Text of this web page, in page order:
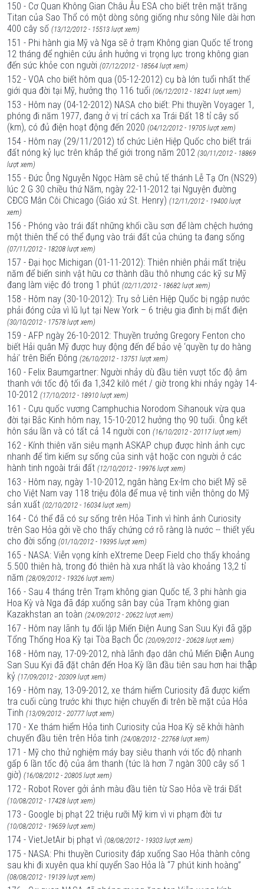
150 - Cơ Quan Không Gian Châu Âu ESA cho biết trên mặt trăng
Titan của Sao Thổ có một dòng sông giống như sông Nile dài hơn
400 cây số (13/12/2012 - 15513 lượt xem)
151 - Phi hành gia Mỹ và Nga sẽ ở trạm Không gian Quốc tế trong
12 tháng để nghiên cứu ảnh hưởng vi trọng lực trong không gian
đến sức khỏe con người (07/12/2012 - 18564 lượt xem)
152 - VOA cho biết hôm qua (05-12-2012) cụ bà lớn tuổi nhất thế
giới qua đời tại Mỹ, hưởng thọ 116 tuổi (06/12/2012 - 18241 lượt xem)
153 - Hôm nay (04-12-2012) NASA cho biết: Phi thuyền Voyager 1,
phóng đi năm 1977, đang ở vị trí cách xa Trái Đất 18 tỉ cây số
(km), có đủ điện hoạt động đến 2020 (04/12/2012 - 19705 lượt xem)
154 - Hôm nay (29/11/2012) tổ chức Liên Hiệp Quốc cho biết trái
đất nóng kỷ lục trên khắp thế giới trong năm 2012 (30/11/2012 - 18869
lượt xem)
155 - Đức Ông Nguyễn Ngọc Hàm sẽ chủ tế thánh Lễ Tạ Ơn (NS29)
lúc 2 G 30 chiều thứ Năm, ngày 22-11-2012 tại Nguyện đường
CĐCG Mân Côi Chicago (Giáo xứ St. Henry) (12/11/2012 - 19400 lượt
xem)
156 - Phóng vào trái đất những khối cầu sơn để làm chệch hướng
một thiên thể có thể đụng vào trái đất của chúng ta đang sống
(07/11/2012 - 18208 lượt xem)
157 - Đại học Michigan (01-11-2012): Thiên nhiên phải mất triệu
năm để biến sinh vật hữu cơ thành dầu thô nhưng các kỹ sư Mỹ
đang làm việc đó trong 1 phút (02/11/2012 - 18682 lượt xem)
158 - Hôm nay (30-10-2012): Trụ sở Liên Hiệp Quốc bị ngập nước
phải đóng cửa vì lũ lụt tại New York – 6 triệu gia đình bị mất điện
(30/10/2012 - 17578 lượt xem)
159 - AFP ngày 26-10-2012: Thuyền trưởng Gregory Fenton cho
biết Hải quân Mỹ được huy động đến để bảo vệ ‘quyền tự do hàng
hải’ trên Biển Đông (26/10/2012 - 13751 lượt xem)
160 - Felix Baumgartner: Người nhảy dù đầu tiên vượt tốc độ âm
thanh với tốc độ tối đa 1,342 kilô mét / giờ trong khi nhảy ngày 14-
10-2012 (17/10/2012 - 18910 lượt xem)
161 - Cựu quốc vương Camphuchia Norodom Sihanouk vừa qua
đời tại Bắc Kinh hôm nay, 15-10-2012 hưởng thọ 90 tuổi. Ông kết
hôn sáu lần và có tất cả 14 người con (16/10/2012 - 20117 lượt xem)
162 - Kính thiên văn siêu mạnh ASKAP chụp được hình ảnh cực
nhanh để tìm kiếm sự sống của sinh vật hoặc con người ở các
hành tinh ngoài trái đất (12/10/2012 - 19976 lượt xem)
163 - Hôm nay, ngày 1-10-2012, ngân hàng Ex-Im cho biết Mỹ sẽ
cho Việt Nam vay 118 triệu đôla để mua vệ tinh viễn thông do Mỹ
sản xuất (02/10/2012 - 16034 lượt xem)
164 - Có thể đã có sự sống trên Hỏa Tinh vì hình ảnh Curiosity
trên Sao Hỏa gởi về cho thấy chứng cớ rõ ràng là nước -- thiết yếu
cho đời sống (01/10/2012 - 19395 lượt xem)
165 - NASA: Viễn vọng kính eXtreme Deep Field cho thấy khoảng
5.500 thiên hà, trong đó thiên hà xưa nhất là vào khoảng 13,2 tỉ
năm (28/09/2012 - 19326 lượt xem)
166 - Sau 4 tháng trên Trạm không gian Quốc tế, 3 phi hành gia
Hoa Kỳ và Nga đã đáp xuống sân bay của Trạm không gian
Kazakhstan an toàn (24/09/2012 - 20622 lượt xem)
167 - Hôm nay lãnh tụ đối lập Miến Điện Aung San Suu Kyi đã gặp
Tổng Thống Hoa Kỳ tại Tòa Bạch Ốc (20/09/2012 - 20628 lượt xem)
168 - Hôm nay, 17-09-2012, nhà lãnh đạo dân chủ Miến Điện Aung
San Suu Kyi đã đặt chân đến Hoa Kỳ lần đầu tiên sau hơn hai thập
kỷ (17/09/2012 - 20309 lượt xem)
169 - Hôm nay, 13-09-2012, xe thám hiểm Curiosity đã được kiểm
tra cuối cùng trước khi thực hiện chuyến đi trên bề mặt của Hỏa
Tinh (13/09/2012 - 20777 lượt xem)
170 - Xe thám hiểm Hỏa tinh Curiosity của Hoa Kỳ sẽ khởi hành
chuyến đầu tiên trên Hỏa tinh (24/08/2012 - 22768 lượt xem)
171 - Mỹ cho thử nghiệm máy bay siêu thanh với tốc độ nhanh
gấp 6 lần tốc độ của âm thanh (tức là hơn 7 ngàn 300 cây số 1
giờ) (16/08/2012 - 20805 lượt xem)
172 - Robot Rover gởi ảnh màu đầu tiên từ Sao Hỏa về trái Đất
(10/08/2012 - 17428 lượt xem)
173 - Google bị phạt 22 triệu rưỡi Mỹ kim vì vi phạm đời tư
(10/08/2012 - 19659 lượt xem)
174 - VietJetAir bị phạt vì (08/08/2012 - 19303 lượt xem)
175 - NASA: Phi thuyền Curiosity đáp xuống Sao Hỏa thành công
sau khi đi xuyên qua khí quyển Sao Hỏa là “7 phút kinh hoàng”
(08/08/2012 - 19139 lượt xem)